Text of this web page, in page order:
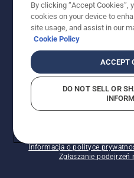
Informacja o polityce
Zgłaszanie
By clicking “Accept Cookies”,
cookies on your device to
site usage, and assist in our
Cookie Policy
ACCEPT
DO NOT SELL OR